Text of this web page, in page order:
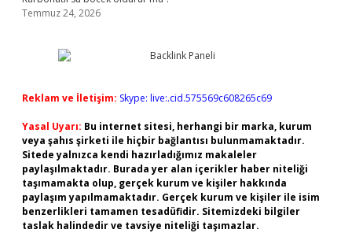
Temmuz 24, 2026
Reklam ve İletişim: Skype: live:.cid.575569c608265c69
Yasal Uyarı: Bu internet sitesi, herhangi bir marka, kurum
veya şahıs şirketi ile hiçbir bağlantısı bulunmamaktadır.
Sitede yalnızca kendi hazırladığımız makaleler
paylaşılmaktadır. Burada yer alan içerikler haber niteliği
taşımamakta olup, gerçek kurum ve kişiler hakkında
paylaşım yapılmamaktadır. Gerçek kurum ve kişiler ile isim
benzerlikleri tamamen tesadüfidir. Sitemizdeki bilgiler
taslak halindedir ve tavsiye niteliği taşımazlar.